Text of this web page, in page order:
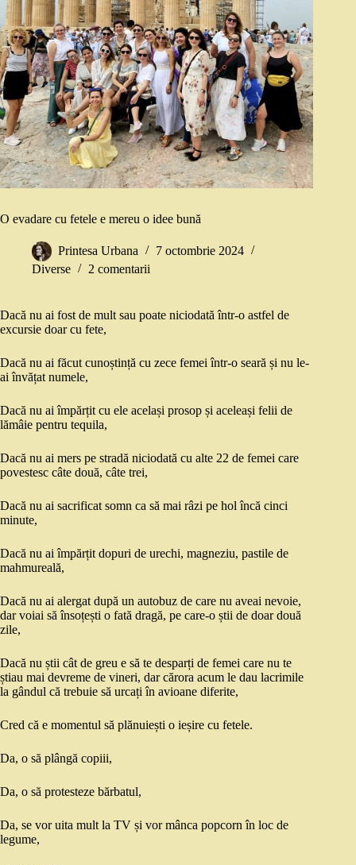
O evadare cu fetele e mereu o idee bună
Printesa Urbana
7 octombrie 2024
Diverse
2 comentarii
Dacă nu ai fost de mult sau poate niciodată într-o astfel de
excursie doar cu fete,
Dacă nu ai făcut cunoștință cu zece femei într-o seară și nu le-
ai învățat numele,
Dacă nu ai împărțit cu ele același prosop și aceleași felii de
lămâie pentru tequila,
Dacă nu ai mers pe stradă niciodată cu alte 22 de femei care
povestesc câte două, câte trei,
Dacă nu ai sacrificat somn ca să mai râzi pe hol încă cinci
minute,
Dacă nu ai împărțit dopuri de urechi, magneziu, pastile de
mahmureală,
Dacă nu ai alergat după un autobuz de care nu aveai nevoie,
dar voiai să însoțești o fată dragă, pe care-o știi de doar două
zile,
Dacă nu știi cât de greu e să te desparți de femei care nu te
știau mai devreme de vineri, dar cărora acum le dau lacrimile
la gândul că trebuie să urcați în avioane diferite,
Cred că e momentul să plănuiești o ieșire cu fetele.
Da, o să plângă copiii,
Da, o să protesteze bărbatul,
Da, se vor uita mult la TV și vor mânca popcorn în loc de
legume,